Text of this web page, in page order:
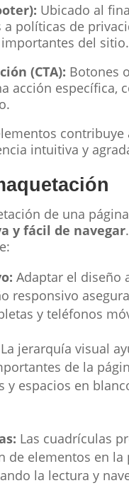
Ubicado al
a políticas de
del sitio.
(CTA): Botones
acción
contribuye
intuitiva y
de una
y fácil de navegar
Adaptar el diseño
responsivo
y teléfonos
La jerarquía visual
de la
y espacios en
Las cuadrículas
de elementos en
la lectura y